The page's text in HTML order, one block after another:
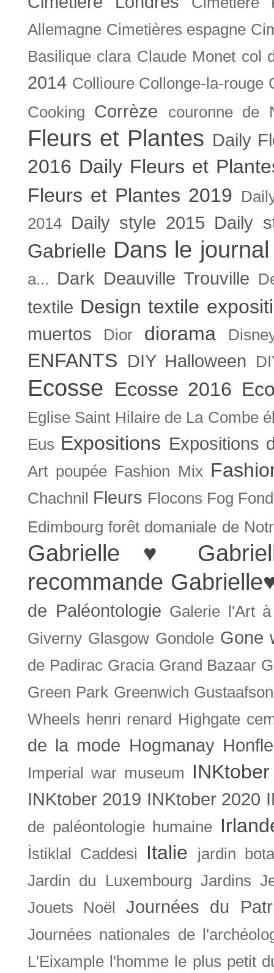
Allemagne Cimetières espagne
Basilique clara Claude Monet col
2014 Collioure Collonge-la-rouge
Cooking
Corrèze couronne de
Fleurs et Plantes Daily
2016 Daily Fleurs et
Fleurs et Plantes 2019
2014
Daily style 2015 Daily
Gabrielle Dans le journal
a... Dark Deauville Trouville
textile Design textile
muertos Dior diorama
ENFANTS DIY Halloween
Ecosse Ecosse 2016
Eglise Saint Hilaire de La Combe
Eus Expositions Expositions
Art poupée Fashion Mix
Chachnil Fleurs Flocons Fog
Edimbourg forêt domaniale de
Gabrielle ♥
recommande
de Paléontologie Galerie l'Art
Giverny Glasgow Gondole Gone
de Padirac Gracia Grand Bazaar
Green Park Greenwich Gustaafson
Wheels henri renard Highgate
de la mode Hogmanay
Imperial war museum INKtober
INKtober 2019 INKtober 2020
de paléontologie humaine
İstiklal Caddesi Italie
jardin
Jardin du Luxembourg Jardins
Jouets Noël
Journées du
Journées nationales de
L'Eixample l'homme le plus petit